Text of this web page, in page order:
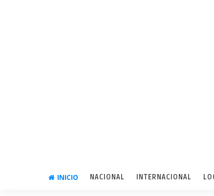
INICIO NACIONAL INTERNACIONAL